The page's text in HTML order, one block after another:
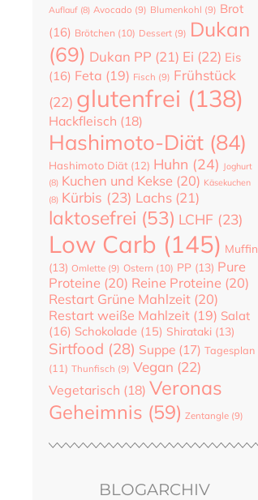
Auflauf (8) Avocado (9) Blumenkohl (9) Brot
(16) Brötchen (10) Dessert (9) Dukan
(69) Dukan PP (21) Ei (22) Eis
(16) Feta (19) Fisch (9) Frühstück
(22) glutenfrei (138)
Hackfleisch (18)
Hashimoto-Diät (84)
Hashimoto Diät (12) Huhn (24) Joghurt
(8) Kuchen und Kekse (20) Käsekuchen
(8) Kürbis (23) Lachs (21)
laktosefrei (53) LCHF (23)
Low Carb (145) Muffin
(13) Omlette (9) Ostern (10) PP (13) Pure
Proteine (20) Reine Proteine (20)
Restart Grüne Mahlzeit (20)
Restart weiße Mahlzeit (19) Salat
(16) Schokolade (15) Shirataki (13)
Sirtfood (28) Suppe (17) Tagesplan
(11) Thunfisch (9) Vegan (22)
Vegetarisch (18) Veronas
Geheimnis (59) Zentangle (9)
BLOGARCHIV